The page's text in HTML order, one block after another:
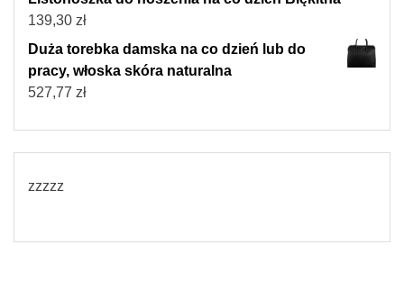
139,30 zł
Duża torebka damska na co dzień lub do
pracy, włoska skóra naturalna
527,77 zł
zzzzz